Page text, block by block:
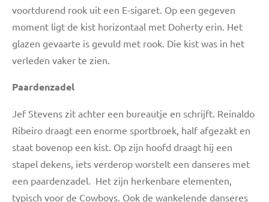
voortdurend rook uit een E-sigaret. Op een gegeven
moment ligt de kist horizontaal met Doherty erin. Het
glazen gevaarte is gevuld met rook. Die kist was in het
verleden vaker te zien.
Paardenzadel
Jef Stevens zit achter een bureautje en schrijft. Reinaldo
Ribeiro draagt een enorme sportbroek, half afgezakt en
staat bovenop een kist. Op zijn hoofd draagt hij een
stapel dekens, iets verderop worstelt een danseres met
een paardenzadel. Het zijn herkenbare elementen,
typisch voor de Cowboys. Ook de wankelende danseres